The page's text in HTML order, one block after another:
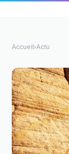
Accueil›Actu